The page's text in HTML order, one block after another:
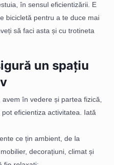
în sensul eficientizării. E
bicicletă pentru a te duce mai
să faci asta și cu trotineta
un spațiu
în vedere și partea fizică,
eficientiza activitatea. Iată
ce țin ambient, de la
decorațiuni, climat și